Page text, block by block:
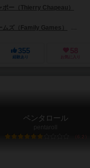
ポー（Thierry Chapeau）
ムズ（Family Games）
355
経験あり
58
お気に入り
ペンタロール
pentaroll
6.2